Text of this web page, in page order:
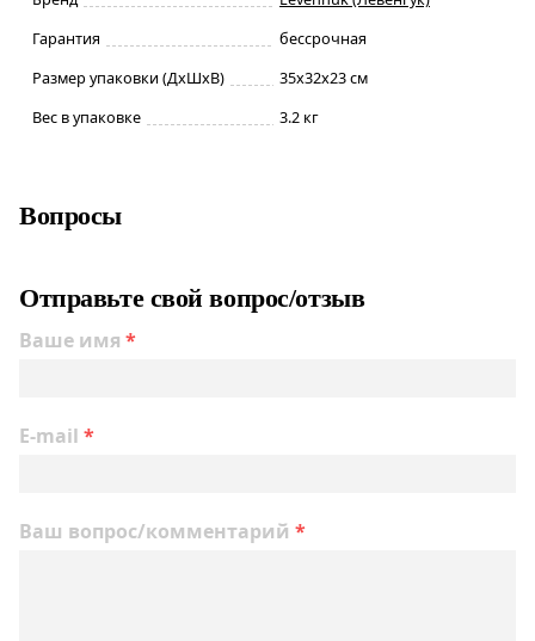
Гарантия
бессрочная
Размер упаковки (ДxШxВ)
35x32x23 см
Вес в упаковке
3.2 кг
Вопросы
Отправьте свой вопрос/отзыв
Ваше имя *
E-mail *
Ваш вопрос/комментарий *